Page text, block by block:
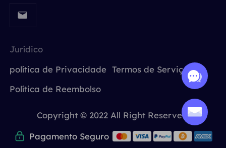
Jurídico
política de Privacidade Termos de Serviço
Política de Reembolso
Copyright © 2022 All Right Reserved.
Pagamento Seguro